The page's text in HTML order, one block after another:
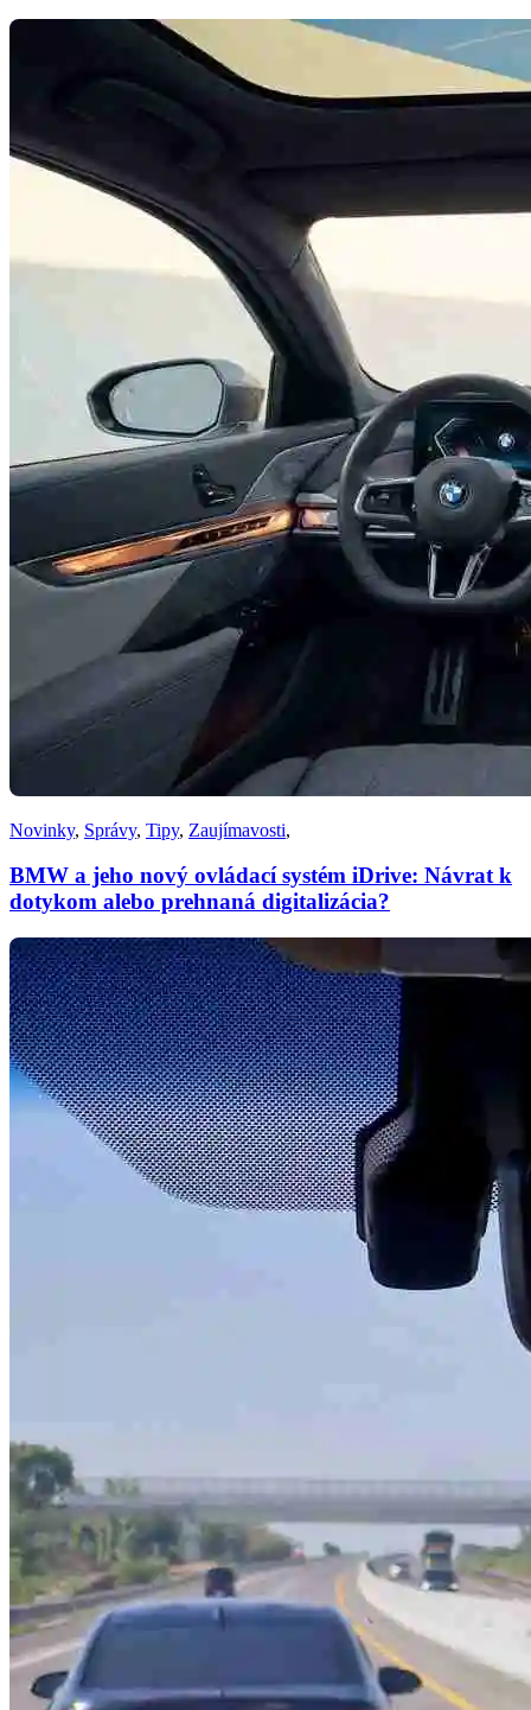
Novinky, Správy, Tipy, Zaujímavosti,
BMW a jeho nový ovládací systém iDrive: Návrat k
dotykom alebo prehnaná digitalizácia?